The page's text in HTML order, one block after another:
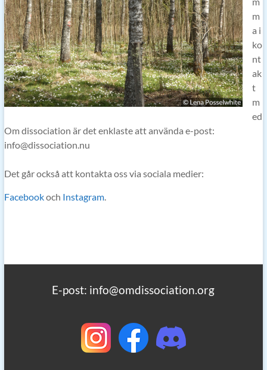
m
a i
ko
nt
ak
t
m
ed
Om dissociation är det enklaste att använda e-post:
info@dissociation.nu
Det går också att kontakta oss via sociala medier:
Facebookoch Instagram.
E-post: info@omdissociation.org